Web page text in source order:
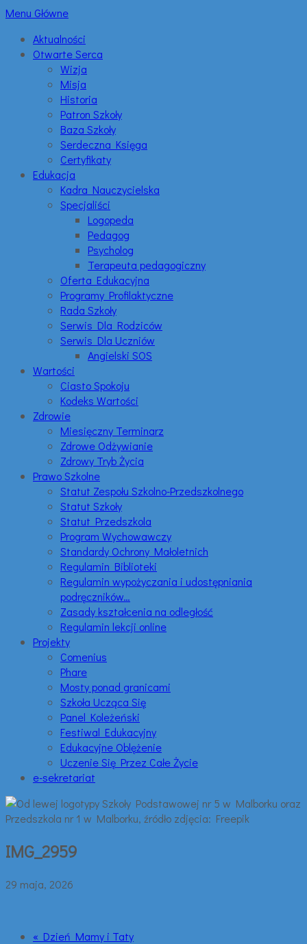
Menu Główne
Aktualności
Otwarte Serca
Wizja
Misja
Historia
Patron Szkoły
Baza Szkoły
Serdeczna Księga
Certyfikaty
Edukacja
Kadra Nauczycielska
Specjaliści
Logopeda
Pedagog
Psycholog
Terapeuta pedagogiczny
Oferta Edukacyjna
Programy Profilaktyczne
Rada Szkoły
Serwis Dla Rodziców
Serwis Dla Uczniów
Angielski SOS
Wartości
Ciasto Spokoju
Kodeks Wartości
Zdrowie
Miesięczny Terminarz
Zdrowe Odżywianie
Zdrowy Tryb Życia
Prawo Szkolne
Statut Zespołu Szkolno-Przedszkolnego
Statut Szkoły
Statut Przedszkola
Program Wychowawczy
Standardy Ochrony Małoletnich
Regulamin Biblioteki
Regulamin wypożyczania i udostępniania
podręczników…
Zasady kształcenia na odległość
Regulamin lekcji online
Projekty
Comenius
Phare
Mosty ponad granicami
Szkoła Ucząca Się
Panel Koleżeński
Festiwal Edukacyjny
Edukacyjne Oblężenie
Uczenie Się Przez Całe Życie
e-sekretariat
IMG_2959
29 maja, 2026
« Dzień Mamy i Taty